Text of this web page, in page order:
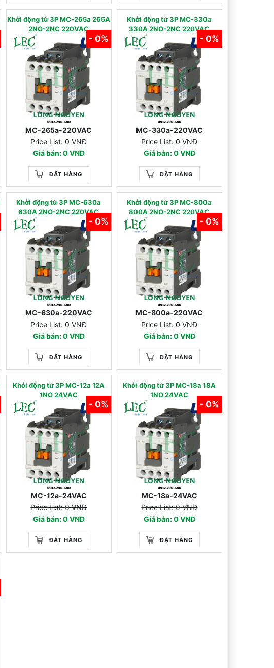
Khởi động từ 3P MC-265a 265A
2NO-2NC 220VAC
MC-265a-220VAC
Price List: 0 VNĐ
Giá bán: 0 VNĐ
ĐẶT HÀNG
- 0%
Khởi động từ 3P MC-330a
330A 2NO-2NC 220VAC
MC-330a-220VAC
Price List: 0 VNĐ
Giá bán: 0 VNĐ
ĐẶT HÀNG
- 0%
Khởi động từ 3P MC-630a
630A 2NO-2NC 220VAC
MC-630a-220VAC
Price List: 0 VNĐ
Giá bán: 0 VNĐ
ĐẶT HÀNG
- 0%
Khởi động từ 3P MC-800a
800A 2NO-2NC 220VAC
MC-800a-220VAC
Price List: 0 VNĐ
Giá bán: 0 VNĐ
ĐẶT HÀNG
- 0%
Khởi động từ 3P MC-12a 12A
1NO 24VAC
MC-12a-24VAC
Price List: 0 VNĐ
Giá bán: 0 VNĐ
ĐẶT HÀNG
- 0%
Khởi động từ 3P MC-18a 18A
1NO 24VAC
MC-18a-24VAC
Price List: 0 VNĐ
Giá bán: 0 VNĐ
ĐẶT HÀNG
- 0%